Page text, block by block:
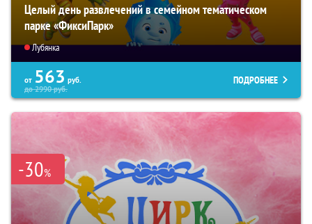
Целый день развлечений в семейном тематическом
парке «ФиксиПарк»
Лубянка
от 563 руб.
до2990руб.
ПОДРОБНЕЕ
-30%